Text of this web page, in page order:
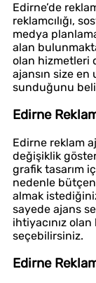
Edirne’de
reklamcılığı,
medya
alan
olan hizmetleri
ajansın size
sunduğunu
Edirne
Edirne reklam
değişiklik
grafik tasarım
nedenle
almak
sayede ajans
ihtiyacınız
seçebilirsiniz.
Edirne